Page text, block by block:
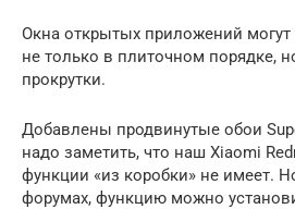
Окна открытых приложений
не только в плиточном порядке,
прокрутки.
Добавлены продвинутые обои
надо заметить, что наш Xiaomi
функции «из коробки» не имеет.
форумах, функцию можно